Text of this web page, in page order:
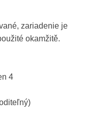
zariadenie je
okamžitě.
4